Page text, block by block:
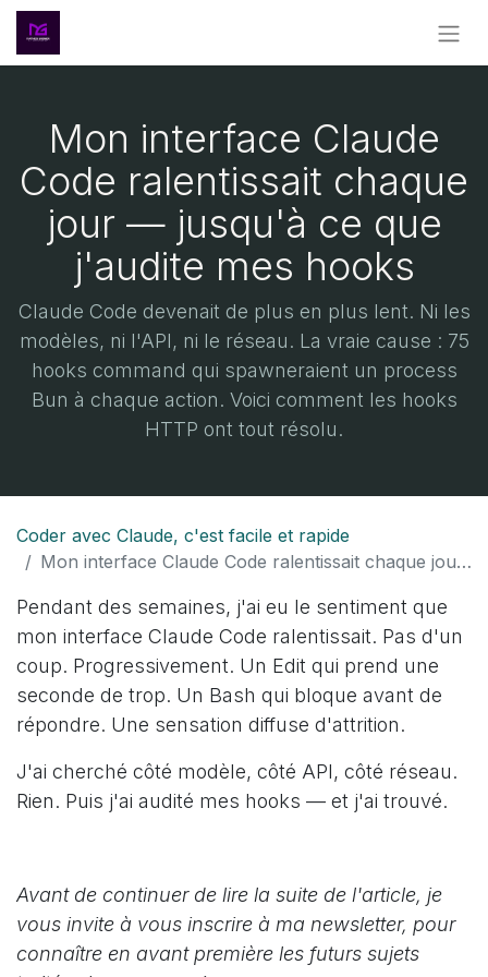
Mon interface Claude
Code ralentissait chaque
jour — jusqu'à ce que
j'audite mes hooks
Claude Code devenait de plus en plus lent. Ni les
modèles, ni l'API, ni le réseau. La vraie cause : 75
hooks command qui spawneraient un process
Bun à chaque action. Voici comment les hooks
HTTP ont tout résolu.
Coder avec Claude, c'est facile et rapide
Mon interface Claude Code ralentissait chaque jour — jusqu'à ce que j'audite mes hooks
Pendant des semaines, j'ai eu le sentiment que
mon interface Claude Code ralentissait. Pas d'un
coup. Progressivement. Un Edit qui prend une
seconde de trop. Un Bash qui bloque avant de
répondre. Une sensation diffuse d'attrition.
J'ai cherché côté modèle, côté API, côté réseau.
Rien. Puis j'ai audité mes hooks — et j'ai trouvé.
Avant de continuer de lire la suite de l'article, je
vous invite à vous inscrire à ma newsletter, pour
connaître en avant première les futurs sujets